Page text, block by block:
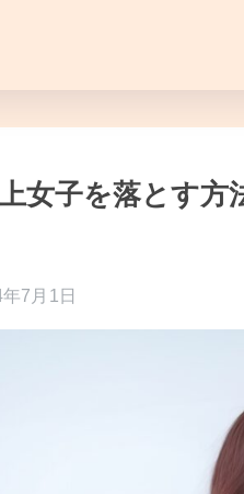
女子を落とす方
7月1日